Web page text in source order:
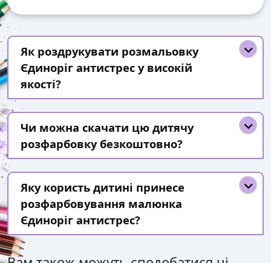
Як роздрукувати розмальовку
Єдиноріг антистрес у високій
якості?
Чи можна скачати цю дитячу
розфарбовку безкоштовно?
Яку користь дитині принесе
розфарбовування малюнка
Єдиноріг антистрес?